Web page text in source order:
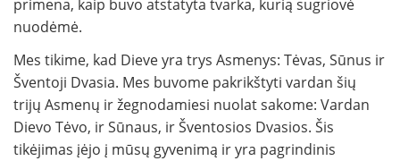
primena, kaip buvo atstatyta tvarka, kurią sugriovė
nuodėmė.
Mes tikime, kad Dieve yra trys Asmenys: Tėvas, Sūnus ir
Šventoji Dvasia. Mes buvome pakrikštyti vardan šių
trijų Asmenų ir žegnodamiesi nuolat sakome: Vardan
Dievo Tėvo, ir Sūnaus, ir Šventosios Dvasios. Šis
tikėjimas įėjo į mūsų gyvenimą ir yra pagrindinis